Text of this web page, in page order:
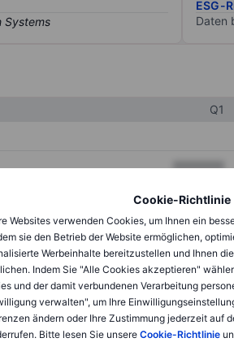
Cookie-Richtlinie
Websites verwenden Cookies, um Ihnen ein
sie den Betrieb der Website ermöglichen,
Werbeinhalte bereitzustellen und Ihnen
Indem Sie "Alle Cookies akzeptieren"
und der damit verbundenen Verarbeitung
verwalten", um Ihre
ändern oder Ihre Zustimmung jederzeit auf
Bitte lesen Sie unsere Cookie-Richtlinie
ESG-
Daten
Q1
XXXXXXX
XXXXXXX
XXXXXXX
XXXXXXX
XXXXXXX